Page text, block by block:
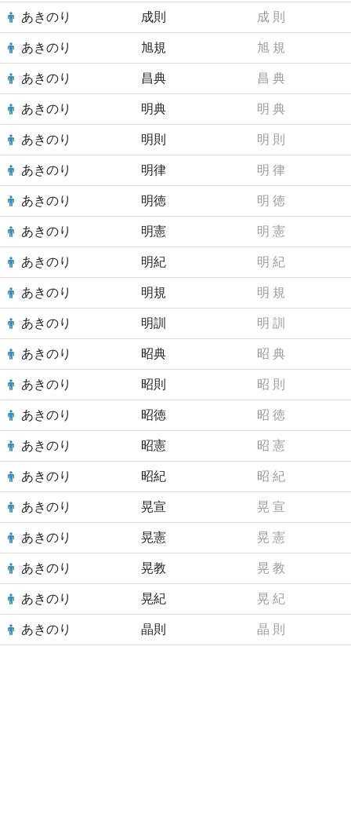
あきのり 成則 成 則
あきのり 旭規 旭 規
あきのり 昌典 昌 典
あきのり 明典 明 典
あきのり 明則 明 則
あきのり 明律 明 律
あきのり 明徳 明 徳
あきのり 明憲 明 憲
あきのり 明紀 明 紀
あきのり 明規 明 規
あきのり 明訓 明 訓
あきのり 昭典 昭 典
あきのり 昭則 昭 則
あきのり 昭徳 昭 徳
あきのり 昭憲 昭 憲
あきのり 昭紀 昭 紀
あきのり 晃宣 晃 宣
あきのり 晃憲 晃 憲
あきのり 晃教 晃 教
あきのり 晃紀 晃 紀
あきのり 晶則 晶 則